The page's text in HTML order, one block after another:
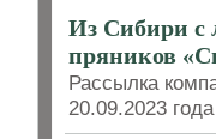
Из Сибири с
пряников
Рассылка
20.09.2023 года